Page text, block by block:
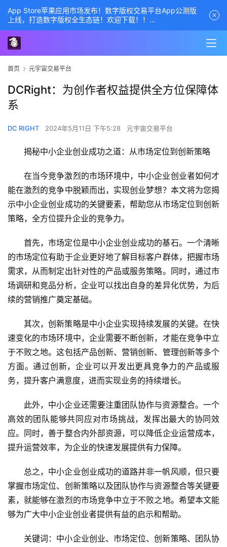
首页 元宇宙交易平台
DCRight：为创作者权益提供全方位保障体
系
DC RIGHT 2024年5月11日 下午5:28 元宇宙交易平台
揭秘中小企业创业成功之道：从市场定位到创新策略
在当今竞争激烈的市场环境中，中小企业创业者如何才
能在激烈的竞争中脱颖而出，实现创业梦想？本文将为您揭
示中小企业创业成功的关键要素，帮助您从市场定位到创新
策略，全方位提升企业的竞争力。
首先，市场定位是中小企业创业成功的基石。一个清晰
的市场定位有助于企业更好地了解目标客户群体，把握市场
需求，从而制定出针对性的产品或服务策略。同时，通过市
场调研和竞品分析，企业可以找出自身的差异化优势，为后
续的营销推广奠定基础。
其次，创新策略是中小企业实现持续发展的关键。在快
速变化的市场环境中，企业需要不断创新，才能在竞争中立
于不败之地。这包括产品创新、营销创新、管理创新等多个
方面。通过创新，企业可以开发出更具竞争力的产品或服
务，提升客户满意度，进而实现业务的持续增长。
此外，中小企业还需要注重团队协作与资源整合。一个
高效的团队能够共同应对市场挑战，发挥出最大的协同效
应。同时，善于整合内外部资源，可以降低企业运营成本，
提升运营效率，为企业的快速发展提供有力保障。
总之，中小企业创业成功的道路并非一帆风顺，但只要
掌握市场定位、创新策略以及团队协作与资源整合等关键要
素，就能够在激烈的市场竞争中立于不败之地。希望本文能
够为广大中小企业创业者提供有益的启示和帮助。
关键词：中小企业创业、市场定位、创新策略、团队协
App Store苹果应用市场发布！数字版权交易平台App公测版
上线，打造数字版权全生态链！欢迎下载！！
商务经理联系方式——数字版权交易平台